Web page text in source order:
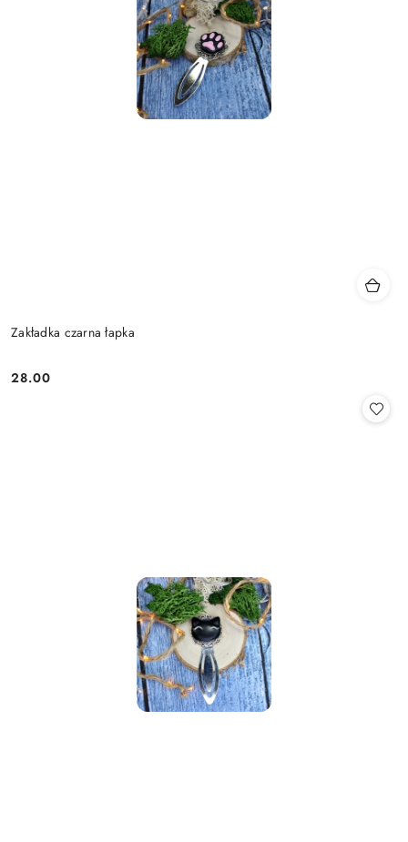
Zakładka czarna łapka
Cena:
28.00